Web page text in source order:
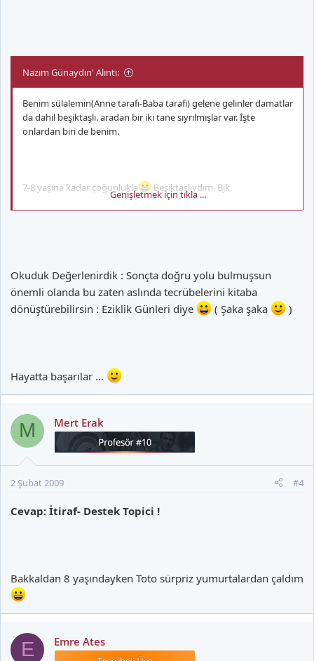
Nazım Günaydın' Alıntı:
Benim sülalemin(Anne tarafı-Baba tarafı) gelene gelinler damatlar
da dahil beşiktaşlı. aradan bir iki tane sıyrılmışlar var. İşte
onlardan biri de benim.
7-8 yaşına kadar çoğunlukla
Beşiktaşlıydım. Bjk,
Diyarbakırspor hatta ve hatta Fb yi bile tuttum:'( ama sonunda
Genişletmek için tıkla ...
Okuduk Değerlenirdik : Sonçta doğru yolu bulmuşsun
önemli olanda bu zaten aslında tecrübelerini kitaba
dönüştürebilirsin : Eziklik Günleri diye
( Şaka şaka )
Hayatta başarılar ...
M Mert Erak
2 Şubat 2009 #4
Cevap: İtiraf- Destek Topici !
Bakkaldan 8 yaşındayken Toto sürpriz yumurtalardan çaldım
E Emre Ates